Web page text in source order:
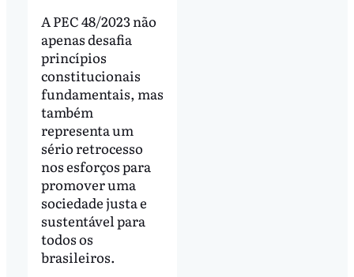
A PEC 48/2023 não
apenas desafia
princípios
constitucionais
fundamentais, mas
também
representa um
sério retrocesso
nos esforços para
promover uma
sociedade justa e
sustentável para
todos os
brasileiros.